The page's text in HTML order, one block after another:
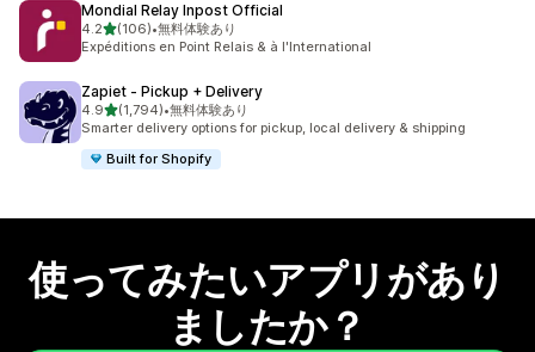
Mondial Relay Inpost Official
4.25つ星中
(106)
合計レビュー数：106件
•無料体験あり
Expéditions en Point Relais & à l'International
Zapiet ‑ Pickup + Delivery
4.95つ星中
(1,794)
合計レビュー数：1794件
•無料体験あり
Smarter delivery options for pickup, local delivery & shipping
Built for Shopify
使ってみたいアプリがあり
ましたか？